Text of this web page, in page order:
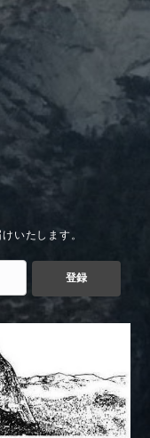
いたします。
登録